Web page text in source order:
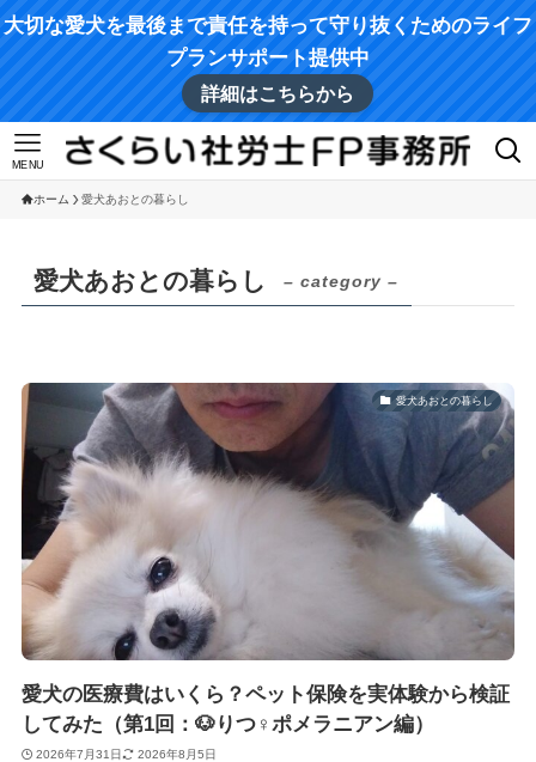
大切な愛犬を最後まで責任を持って守り抜くためのライフ
プランサポート提供中
詳細はこちらから
MENU
ホーム 愛犬あおとの暮らし
愛犬あおとの暮らし – category –
愛犬あおとの暮らし
愛犬の医療費はいくら？ペット保険を実体験から検証
してみた（第1回：🐶りつ♀ポメラニアン編）
2026年7月31日 2026年8月5日